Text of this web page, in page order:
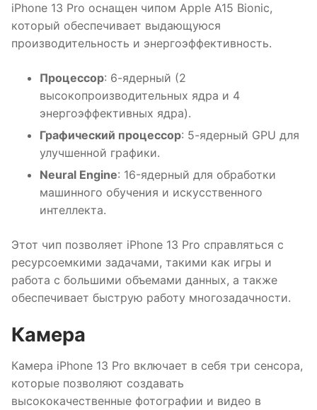
iPhone 13 Pro оснащен чипом Apple A15 Bionic,
который обеспечивает выдающуюся
производительность и энергоэффективность.
Процессор: 6-ядерный (2
высокопроизводительных ядра и 4
энергоэффективных ядра).
Графический процессор: 5-ядерный GPU для
улучшенной графики.
Neural Engine: 16-ядерный для обработки
машинного обучения и искусственного
интеллекта.
Этот чип позволяет iPhone 13 Pro справляться с
ресурсоемкими задачами, такими как игры и
работа с большими объемами данных, а также
обеспечивает быструю работу многозадачности.
Камера
Камера iPhone 13 Pro включает в себя три сенсора,
которые позволяют создавать
высококачественные фотографии и видео в